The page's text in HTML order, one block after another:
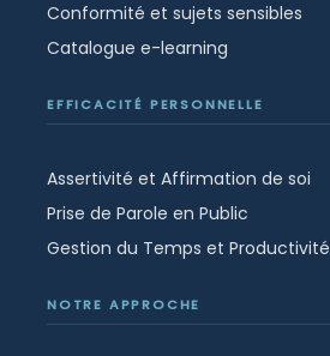
Conformité et sujets sensibles
Catalogue e-learning
EFFICACITÉ PERSONNELLE
Assertivité et Affirmation de soi
Prise de Parole en Public
Gestion du Temps et Productivité
NOTRE APPROCHE